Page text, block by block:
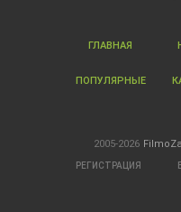
ГЛАВНАЯ
ПОПУЛЯРНЫЕ
2005-2026
РЕГИСТРАЦИЯ